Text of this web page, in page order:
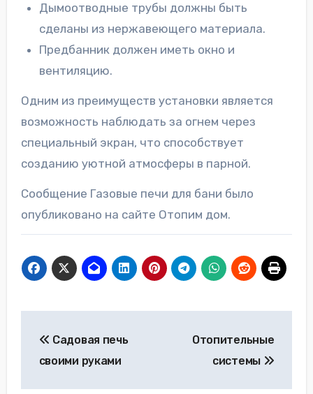
Дымоотводные трубы должны быть
сделаны из нержавеющего материала.
Предбанник должен иметь окно и
вентиляцию.
Одним из преимуществ установки является
возможность наблюдать за огнем через
специальный экран, что способствует
созданию уютной атмосферы в парной.
Сообщение Газовые печи для бани было
опубликовано на сайте Отопим дом.
по
Садовая печь
своими руками
Отопительные
системы